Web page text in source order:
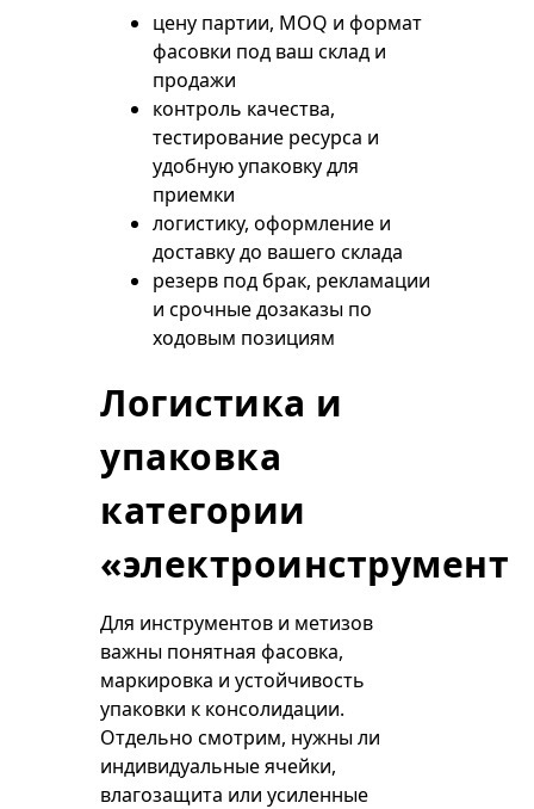
цену партии, MOQ и формат
фасовки под ваш склад и
продажи
контроль качества,
тестирование ресурса и
удобную упаковку для
приемки
логистику, оформление и
доставку до вашего склада
резерв под брак, рекламации
и срочные дозаказы по
ходовым позициям
Логистика и
упаковка
категории
«электроинструмент»
Для инструментов и метизов
важны понятная фасовка,
маркировка и устойчивость
упаковки к консолидации.
Отдельно смотрим, нужны ли
индивидуальные ячейки,
влагозащита или усиленные